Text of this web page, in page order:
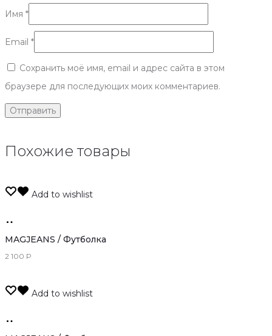
Имя *
Email *
Сохранить моё имя, email и адрес сайта в этом
браузере для последующих моих комментариев.
Похожие товары
Add to wishlist
MAGJEANS / Футболка
2 100 Р
Add to wishlist